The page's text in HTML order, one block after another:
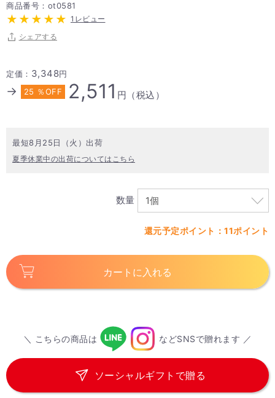
商品番号：ot0581
1レビュー
シェアする
定価： 3,348円
→ 25 ％OFF 2,511 円（税込）
最短8月25日（火）出荷
夏季休業中の出荷についてはこちら
数量
還元予定ポイント：11ポイント
カートに入れる
＼ こちらの商品は などSNSで贈れます ／
ソーシャルギフトで贈る